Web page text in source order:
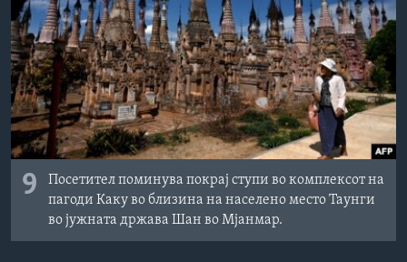
ИНТЕРВЈУА
Јазици
9
Посетител поминува покрај ступи во комплексот на
пагоди Каку во близина на населено место Таунги
во јужната држава Шан во Мјанмар.